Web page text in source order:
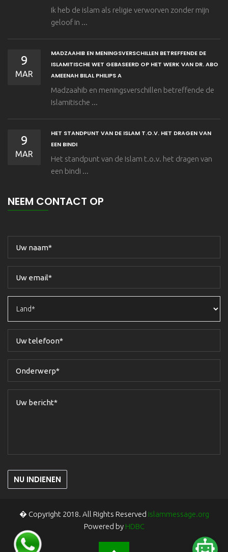
Ik heb de islam als religie verworven zonder mijn
geloof in ...
9
MAR
MADZAAHIB EN MENINGSVERSCHILLEN BETREFFENDE DE
ISLAMITISCHE WET GEBASEERD OP HET WERK VAN DR. ABO
AMEENAH BILAL PHILIPS A
Madzaahib en meningsverschillen betreffende de
Islamitische ...
9
MAR
HET STANDPUNT VAN DE ISLAM T.O.V. HET DRAGEN VAN
EEN BINDI
Het standpunt van de Islam t.o.v. het dragen van
een bindi ...
NEEM CONTACT OP
NU INDIENEN
� Copyright 2018. All Rights Reserved islammessage.org
Powered by HDBC